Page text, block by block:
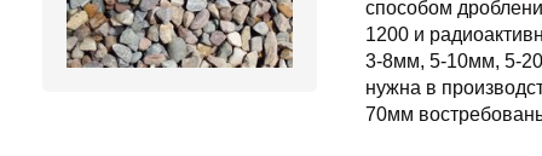
способом
1200 и
3-8мм, 5-10мм, 5-
нужна в
70мм